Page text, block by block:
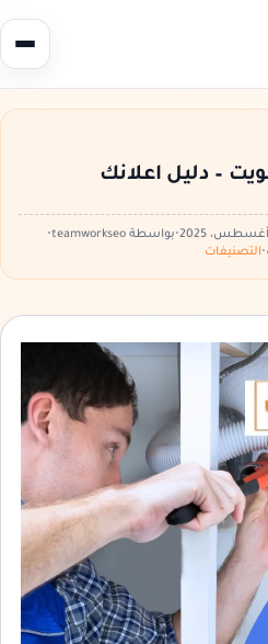
– دليل اعلانك
•بواسطة teamworkseo
•
•التصنيفات